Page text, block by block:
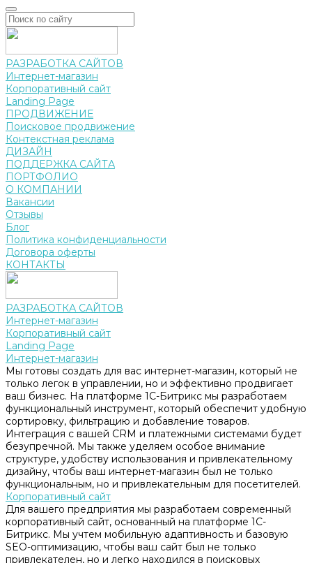
РАЗРАБОТКА САЙТОВ
Интернет-магазин
Корпоративный сайт
Landing Page
ПРОДВИЖЕНИЕ
Поисковое продвижение
Контекстная реклама
ДИЗАЙН
ПОДДЕРЖКА САЙТА
ПОРТФОЛИО
О КОМПАНИИ
Вакансии
Отзывы
Блог
Политика конфиденциальности
Договора оферты
КОНТАКТЫ
РАЗРАБОТКА САЙТОВ
Интернет-магазин
Корпоративный сайт
Landing Page
Интернет-магазин
Мы готовы создать для вас интернет-магазин, который не
только легок в управлении, но и эффективно продвигает
ваш бизнес. На платформе 1С-Битрикс мы разработаем
функциональный инструмент, который обеспечит удобную
сортировку, фильтрацию и добавление товаров.
Интеграция с вашей CRM и платежными системами будет
безупречной. Мы также уделяем особое внимание
структуре, удобству использования и привлекательному
дизайну, чтобы ваш интернет-магазин был не только
функциональным, но и привлекательным для посетителей.
Корпоративный сайт
Для вашего предприятия мы разработаем современный
корпоративный сайт, основанный на платформе 1С-
Битрикс. Мы учтем мобильную адаптивность и базовую
SEO-оптимизацию, чтобы ваш сайт был не только
привлекателен, но и легко находился в поисковых